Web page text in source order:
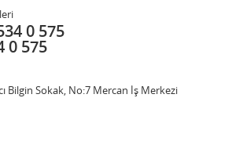
0 575
0 575
Bilgin Sokak, No:7 Mercan İş Merkezi